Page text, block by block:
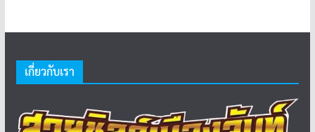
เกี่ยวกับเรา